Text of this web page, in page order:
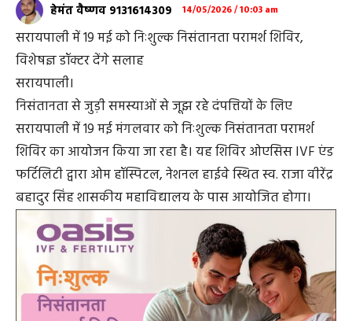
हेमंत वैष्णव 9131614309 14/05/2026 / 10:03 am
सरायपाली में 19 मई को निःशुल्क निसंतानता परामर्श शिविर,
विशेषज्ञ डॉक्टर देंगे सलाह
सरायपाली।
निसंतानता से जुड़ी समस्याओं से जूझ रहे दंपत्तियों के लिए
सरायपाली में 19 मई मंगलवार को निःशुल्क निसंतानता परामर्श
शिविर का आयोजन किया जा रहा है। यह शिविर ओएसिस IVF एंड
फर्टिलिटी द्वारा ओम हॉस्पिटल, नेशनल हाईवे स्थित स्व. राजा वीरेंद्र
बहादुर सिंह शासकीय महाविद्यालय के पास आयोजित होगा।